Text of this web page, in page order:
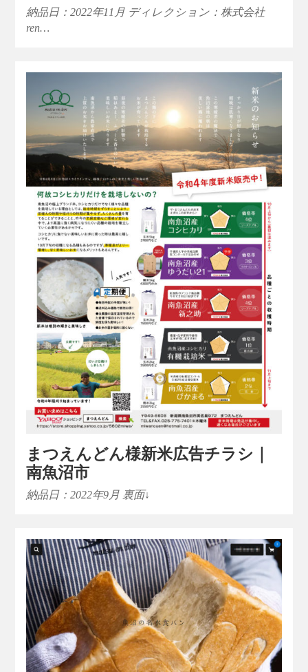
納品日：2022年11月 ディレクション：株式会社
ren…
まつえんどん様新米広告チラシ｜
南魚沼市
納品日：2022年9月 裏面↓